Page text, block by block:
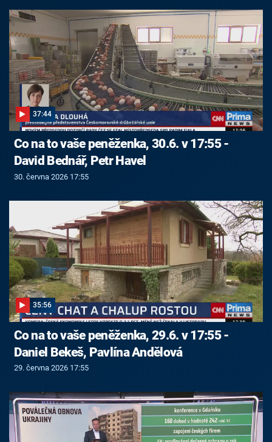
37:44
Co na to vaše peněženka, 30.6. v 17:55 -
David Bednář, Petr Havel
30. června 2026 17:55
35:56
Co na to vaše peněženka, 29.6. v 17:55 -
Daniel Bekeš, Pavlína Andělová
29. června 2026 17:55